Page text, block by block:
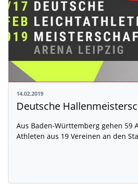
14.02.2019
Aus Baden-Württemberg gehen 59
Athleten aus 19 Vereinen an den